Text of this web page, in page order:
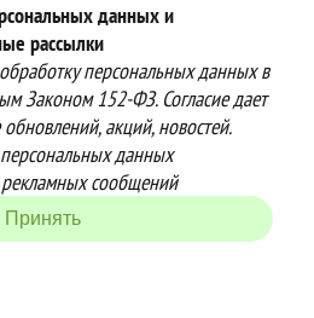
данных и
рассылки
персональных данных в
Законом 152-ФЗ. Согласие дает
акций, новостей.
данных
рекламных сообщений
Принять
Доставка
Наша компания осуществляет
бесплатную
доставку до терминалов транспортных
компаний.